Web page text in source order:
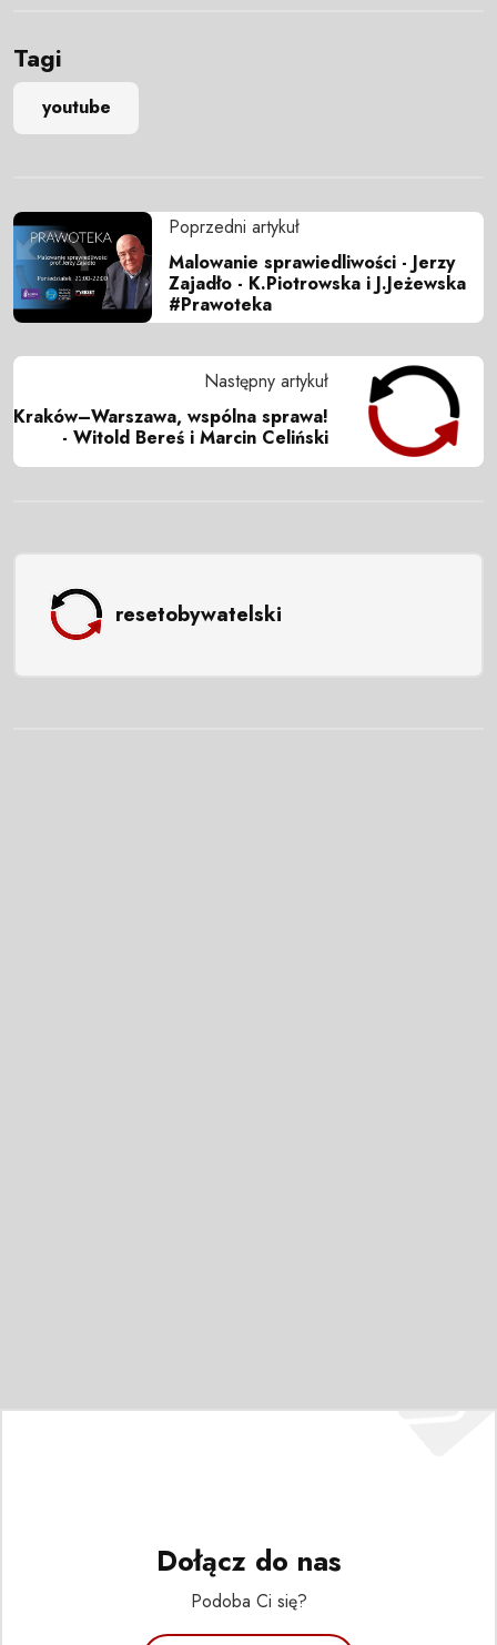
Tagi
youtube
Poprzedni artykuł
Malowanie sprawiedliwości - Jerzy
Zajadło - K.Piotrowska i J.Jeżewska
#Prawoteka
Następny artykuł
Kraków–Warszawa, wspólna sprawa!
- Witold Bereś i Marcin Celiński
resetobywatelski
Dołącz do nas
Podoba Ci się?